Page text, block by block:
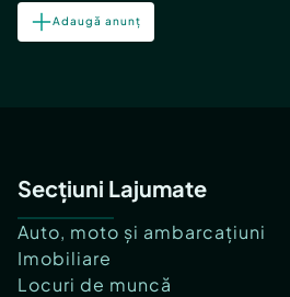
Adaugă anunț
Secțiuni Lajumate
Auto, moto și ambarcațiuni
Imobiliare
Locuri de muncă